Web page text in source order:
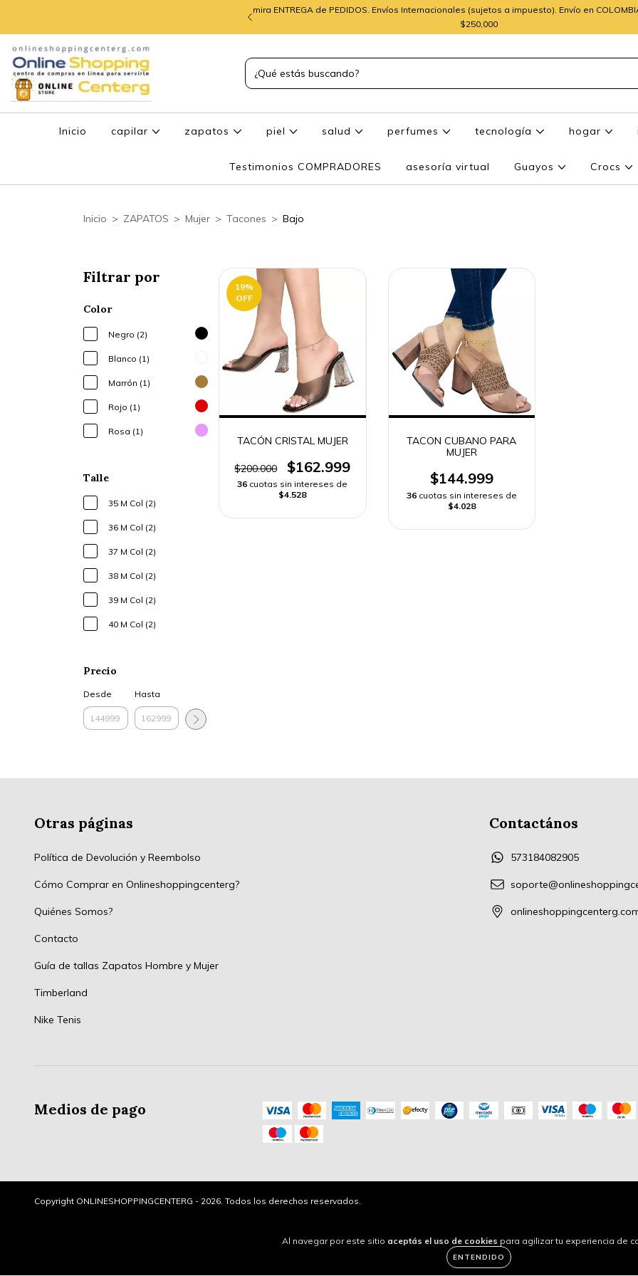
mira ENTREGA de PEDIDOS. Envíos Internacionales (sujetos a impuesto). Envío en
$250,000
Inicio capilar zapatos piel salud perfumes tecnología hogar
Testimonios COMPRADORES asesoría virtual Guayos Crocs
Al navegar por este sitio aceptás el uso de cookies para agilizar tu experiencia de
ENTENDIDO
Inicio > ZAPATOS > Mujer > Tacones > Bajo
Filtrar por
Color
Negro (2)
Blanco (1)
Marrón (1)
Rojo (1)
Rosa (1)
Talle
35 M Col (2)
36 M Col (2)
37 M Col (2)
38 M Col (2)
39 M Col (2)
40 M Col (2)
Precio
Desde Hasta
19%
OFF
TACÓN CRISTAL MUJER
$200.000 $162.999
36 cuotas sin intereses de
$4.528
TACON CUBANO PARA
MUJER
$144.999
36 cuotas sin intereses de
$4.028
Otras páginas
Política de Devolución y Reembolso
Cómo Comprar en Onlineshoppingcenterg?
Quiénes Somos?
Contacto
Guía de tallas Zapatos Hombre y Mujer
Timberland
Nike Tenis
Contactános
573184082905
Medios de pago
Copyright ONLINESHOPPINGCENTERG - 2026. Todos los derechos reservados.